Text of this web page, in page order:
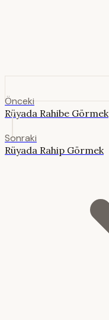
Önceki
Rüyada Rahibe Görmek
Sonraki
Rüyada Rahip Görmek